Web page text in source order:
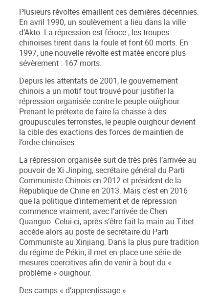
Plusieurs révoltes émaillent ces dernières décennies.
En avril 1990, un soulèvement a lieu dans la ville
d’Akto. La répression est féroce ; les troupes
chinoises tirent dans la foule et font 60 morts. En
1997, une nouvelle révolte est matée encore plus
sévèrement : 167 morts.
Depuis les attentats de 2001, le gouvernement
chinois a un motif tout trouvé pour justifier la
répression organisée contre le peuple ouïghour.
Prenant le prétexte de faire la chasse à des
groupuscules terroristes, le peuple ouïghour devient
la cible des exactions des forces de maintien de
l’ordre chinoises.
La répression organisée suit de très près l’arrivée au
pouvoir de Xi Jinping, secrétaire général du Parti
Communiste Chinois en 2012 et président de la
République de Chine en 2013. Mais c’est en 2016
que la politique d’internement et de répression
commence vraiment, avec l’arrivée de Chen
Quanguo. Celui-ci, après s’être fait la main au Tibet.
accède alors au poste de secrétaire du Parti
Communiste au Xinjiang. Dans la plus pure tradition
du régime de Pékin, il met en place une série de
mesures coercitives afin de venir à bout du «
problème » ouïghour.
Des camps « d’apprentissage »